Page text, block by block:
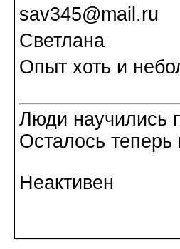
sav345@mail.ru
Светлана
Опыт хоть и
Люди научились
Осталось
Неактивен